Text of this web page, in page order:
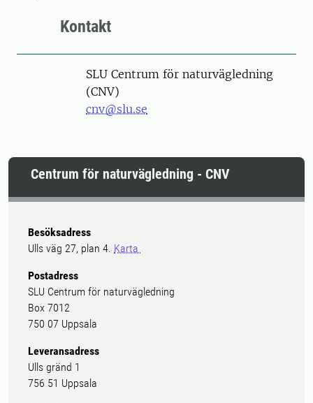
Kontakt
SLU Centrum för naturvägledning
(CNV)
cnv@slu.se
Centrum för naturvägledning - CNV
Besöksadress
Ulls väg 27, plan 4. Karta
Postadress
SLU Centrum för naturvägledning
Box 7012
750 07 Uppsala
Leveransadress
Ulls gränd 1
756 51 Uppsala